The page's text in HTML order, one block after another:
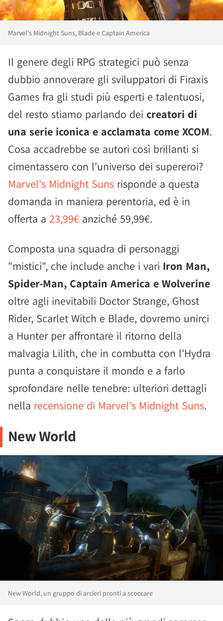
Marvel's Midnight Suns, Blade e Captain America
Il genere degli RPG strategici può senza
dubbio annoverare gli sviluppatori di Firaxis
Games fra gli studi più esperti e talentuosi,
del resto stiamo parlando dei creatori di
una serie iconica e acclamata come XCOM.
Cosa accadrebbe se autori così brillanti si
cimentassero con l'universo dei supereroi?
Marvel's Midnight Suns risponde a questa
domanda in maniera perentoria, ed è in
offerta a 23,99€ anziché 59,99€.
Composta una squadra di personaggi
"mistici", che include anche i vari Iron Man,
Spider-Man, Captain America e Wolverine
oltre agli inevitabili Doctor Strange, Ghost
Rider, Scarlet Witch e Blade, dovremo unirci
a Hunter per affrontare il ritorno della
malvagia Lilith, che in combutta con l'Hydra
punta a conquistare il mondo e a farlo
sprofondare nelle tenebre: ulteriori dettagli
nella recensione di Marvel's Midnight Suns.
New World
New World, un gruppo di arcieri pronti a scoccare